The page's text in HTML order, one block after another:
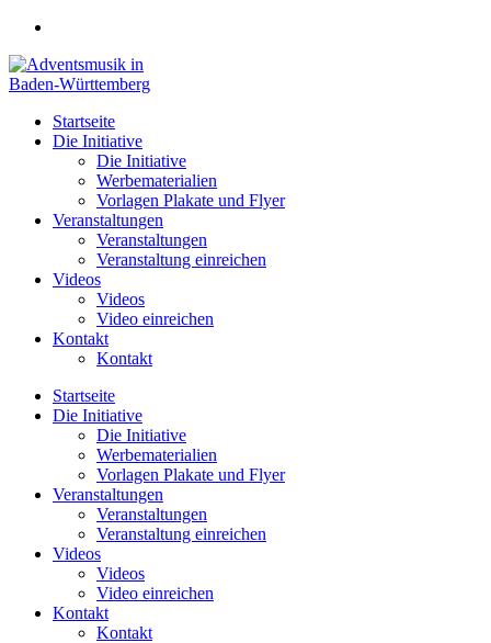
Zum
springen
Startseite
Die Initiative
Die Initiative
Werbematerialien
Vorlagen Plakate und Flyer
Veranstaltungen
Veranstaltungen
Veranstaltung einreichen
Videos
Videos
Video einreichen
Kontakt
Kontakt
Startseite
Die Initiative
Die Initiative
Werbematerialien
Vorlagen Plakate und Flyer
Veranstaltungen
Veranstaltungen
Veranstaltung einreichen
Videos
Videos
Video einreichen
Kontakt
Kontakt